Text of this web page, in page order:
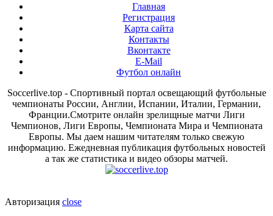
Главная
Регистрация
Карта сайта
Контакты
Вконтакте
E-Mail
Футбол онлайн
Soccerlive.top - Спортивный портал освещающий футбольные
чемпионаты России, Англии, Испании, Италии, Германии,
Франции.Смотрите онлайн зрелищные матчи Лиги
Чемпионов, Лиги Европы, Чемпионата Мира и Чемпионата
Европы. Мы даем нашим читателям только свежую
информацию. Ежедневная публикация футбольных новостей
а так же статистика и видео обзоры матчей.
Авторизация close